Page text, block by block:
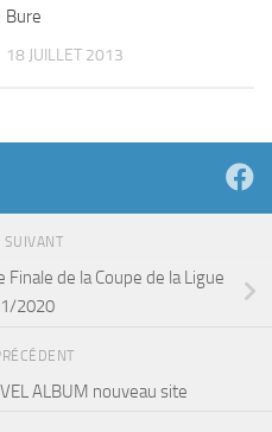
Bure
18 JUILLET 2013
SUIVANT
Finale de la Coupe de la Ligue
2020
ALBUM nouveau site